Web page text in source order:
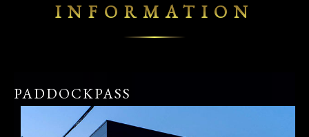
INFORMATION
PADDOCKPASS